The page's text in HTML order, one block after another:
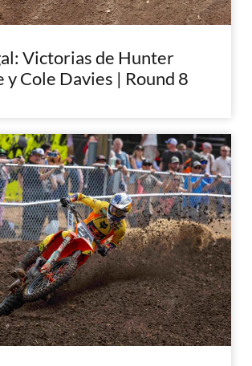
Victorias de Hunter
y Cole Davies | Round 8